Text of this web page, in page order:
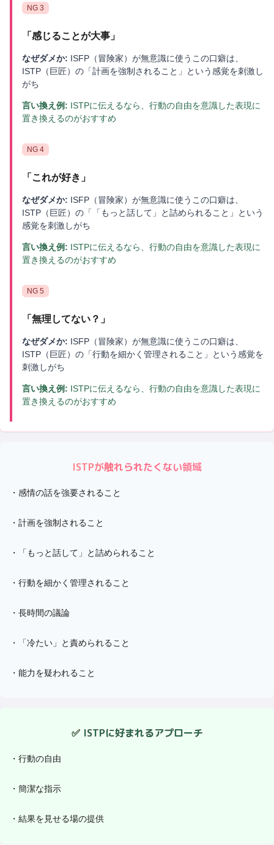
NG 3
「 感じることが大事 」
なぜダメか: ISFP（冒険家）が無意識に使うこの口癖は、
ISTP（巨匠）の「計画を強制されること」という感覚を刺激し
がち
言い換え例: ISTPに伝えるなら、行動の自由を意識した表現に
置き換えるのがおすすめ
NG 4
「 これが好き 」
なぜダメか: ISFP（冒険家）が無意識に使うこの口癖は、
ISTP（巨匠）の「「もっと話して」と詰められること」という
感覚を刺激しがち
言い換え例: ISTPに伝えるなら、行動の自由を意識した表現に
置き換えるのがおすすめ
NG 5
「 無理してない？ 」
なぜダメか: ISFP（冒険家）が無意識に使うこの口癖は、
ISTP（巨匠）の「行動を細かく管理されること」という感覚を
刺激しがち
言い換え例: ISTPに伝えるなら、行動の自由を意識した表現に
置き換えるのがおすすめ
ISTPが触れられたくない領域
・ 感情の話を強要されること
・ 計画を強制されること
・ 「もっと話して」と詰められること
・ 行動を細かく管理されること
・ 長時間の議論
・ 「冷たい」と責められること
・ 能力を疑われること
✅ ISTPに好まれるアプローチ
・ 行動の自由
・ 簡潔な指示
・ 結果を見せる場の提供